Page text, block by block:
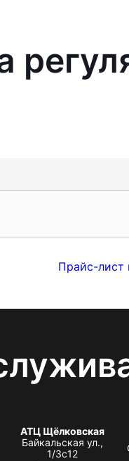
Прайс-лист
АТЦ Щёлковская
Байкальская ул.,
1/3с12